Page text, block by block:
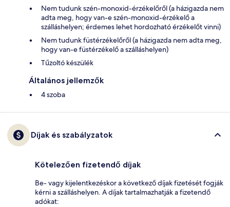
Nem tudunk szén-monoxid-érzékelőről (a házigazda nem
adta meg, hogy van-e szén-monoxid-érzékelő a
szálláshelyen; érdemes lehet hordozható érzékelőt vinni)
Nem tudunk füstérzékelőről (a házigazda nem adta meg,
hogy van-e füstérzékelő a szálláshelyen)
Tűzoltó készülék
Általános jellemzők
4 szoba
Díjak és szabályzatok
Kötelezően fizetendő díjak
Be- vagy kijelentkezéskor a következő díjak fizetését fogják
kérni a szálláshelyen. A díjak tartalmazhatják a fizetendő
adókat: